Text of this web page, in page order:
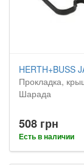
HERTH+BUSS
Прокладка,
Шарада
508 грн
Есть в наличии